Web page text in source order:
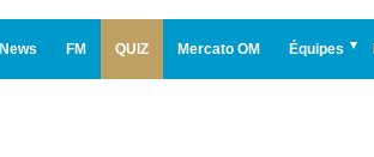
News FM QUIZ Mercato OM Équipes